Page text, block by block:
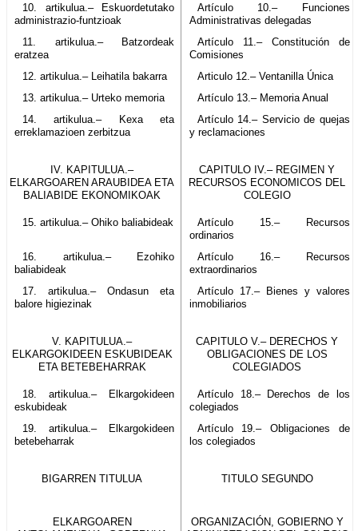
10. artikulua.– Eskuordetutako
administrazio-funtzioak
Artículo 10.– Funciones
Administrativas delegadas
11. artikulua.– Batzordeak
eratzea
Artículo 11.– Constitución de
Comisiones
12. artikulua.– Leihatila bakarra
Articulo 12.– Ventanilla Única
13. artikulua.– Urteko memoria
Artículo 13.– Memoria Anual
14. artikulua.– Kexa eta
erreklamazioen zerbitzua
Artículo 14.– Servicio de quejas
y reclamaciones
IV. KAPITULUA.–
ELKARGOAREN ARAUBIDEA ETA
BALIABIDE EKONOMIKOAK
CAPITULO IV.– REGIMEN Y
RECURSOS ECONOMICOS DEL
COLEGIO
15. artikulua.– Ohiko baliabideak
Artículo 15.– Recursos
ordinarios
16. artikulua.– Ezohiko
baliabideak
Artículo 16.– Recursos
extraordinarios
17. artikulua.– Ondasun eta
balore higiezinak
Artículo 17.– Bienes y valores
inmobiliarios
V. KAPITULUA.–
ELKARGOKIDEEN ESKUBIDEAK
ETA BETEBEHARRAK
CAPITULO V.– DERECHOS Y
OBLIGACIONES DE LOS
COLEGIADOS
18. artikulua.– Elkargokideen
eskubideak
Artículo 18.– Derechos de los
colegiados
19. artikulua.– Elkargokideen
betebeharrak
Artículo 19.– Obligaciones de
los colegiados
BIGARREN TITULUA TITULO SEGUNDO
ELKARGOAREN
ORGANIZACIÓN, GOBIERNO Y